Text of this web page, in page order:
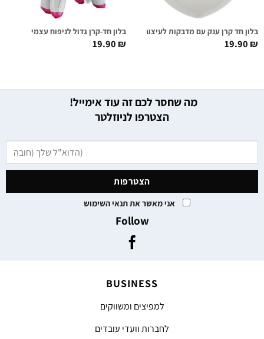
בלון חד קרן ענק עם מדבקות לעיצוב
19.90₪
בלון חד-קרן גדול לניפוח עצמי
19.90₪
מה שחסר לכם זה עוד אימייל!
הצטרפו לניוזלטר
אני מאשר את תנאי השימוש
Follow
BUSINESS
למפיצים ומשווקים
לחברות וועדי עובדים